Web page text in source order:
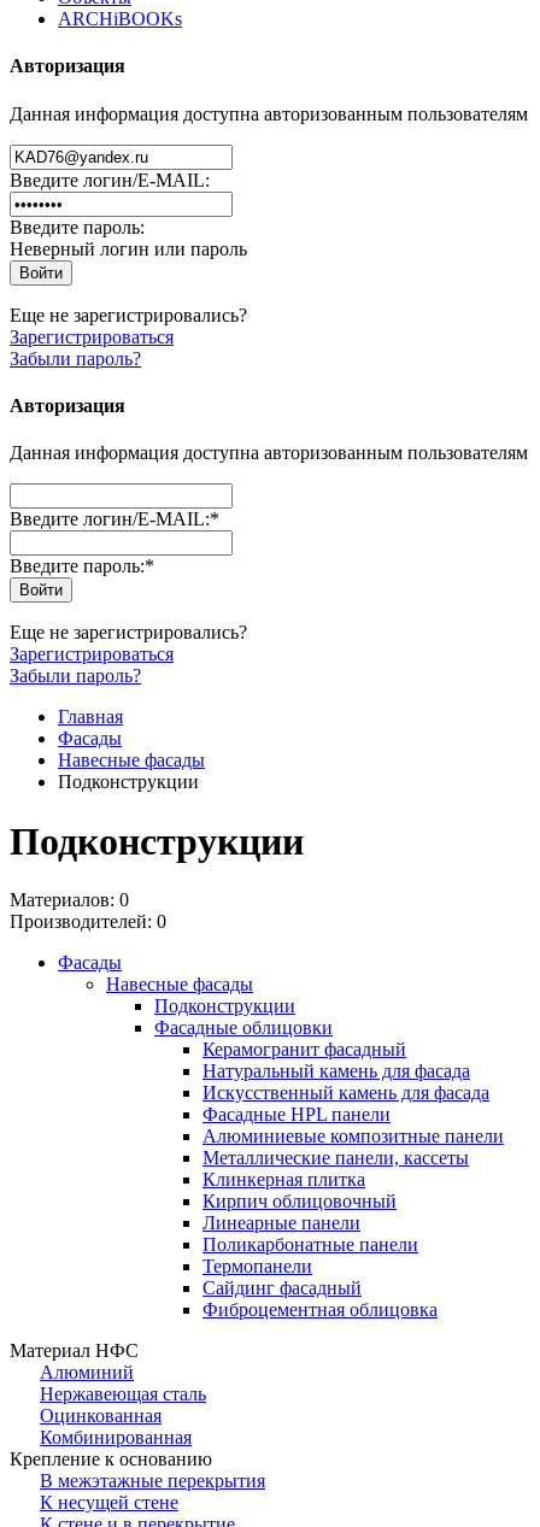
ARCHiBOOKs
Авторизация
Данная информация доступна авторизованным пользователям
Введите логин/E-MAIL:
Введите пароль:
Неверный логин или пароль
Еще не зарегистрировались?
Зарегистрироваться
Забыли пароль?
Авторизация
Данная информация доступна авторизованным пользователям
Введите логин/E-MAIL:*
Введите пароль:*
Еще не зарегистрировались?
Зарегистрироваться
Забыли пароль?
Главная
Фасады
Навесные фасады
Подконструкции
Подконструкции
Материалов: 0
Производителей: 0
Фасады
Навесные фасады
Подконструкции
Фасадные облицовки
Керамогранит фасадный
Натуральный камень для фасада
Искусственный камень для фасада
Фасадные HPL панели
Алюминиевые композитные панели
Металлические панели, кассеты
Клинкерная плитка
Кирпич облицовочный
Линеарные панели
Поликарбонатные панели
Термопанели
Сайдинг фасадный
Фиброцементная облицовка
Материал НФС
Алюминий
Нержавеющая сталь
Оцинкованная
Комбинированная
Крепление к основанию
В межэтажные перекрытия
К несущей стене